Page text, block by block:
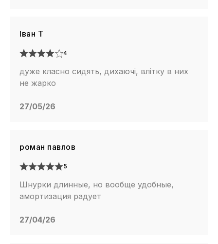
Іван Т
4
дуже класно сидять, дихаючі, влітку в них
не жарко
27/05/26
роман павлов
5
Шнурки длинные, но вообще удобные,
амортизация радует
27/04/26